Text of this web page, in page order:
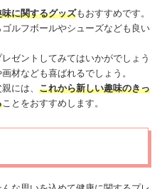
味に関するグッズもおすすめです。
ルフボールやシューズなども良い
ゼントしてみてはいかがでしょう
材なども喜ばれるでしょう。
には、 これから新しい趣味のきっ
ことをおすすめします。